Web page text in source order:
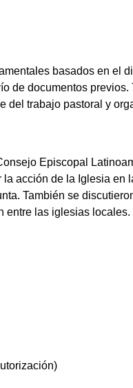
basados en el
de documentos
del trabajo pastoral y
Episcopal
acción de la Iglesia
También se
entre las iglesias